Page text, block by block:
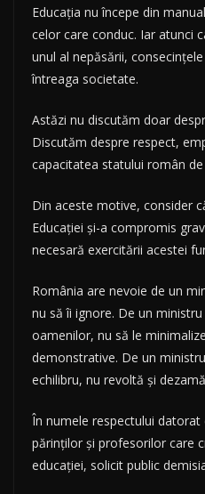
Educația nu începe din
celor care conduc. Iar atunci
unul al nepăsării,
întreaga societate.
Astăzi nu discutăm doar
Discutăm despre respect,
capacitatea statului român
Din aceste motive, consider
Educației și-a compromis
necesară exercitării acestei
România are nevoie de un
nu să îi ignore. De un
oamenilor, nu să le
demonstrative. De un
echilibru, nu revoltă și
În numele respectului
părinților și profesorilor care
educației, solicit public